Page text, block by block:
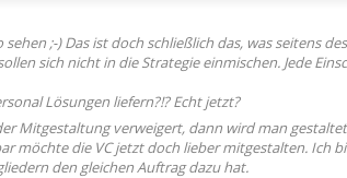
sehen ;-) Das ist doch schließlich das, was seitens
sich nicht in die Strategie einmischen. Jede
Lösungen liefern?!? Echt jetzt?
Mitgestaltung verweigert, dann wird man
möchte die VC jetzt doch lieber mitgestalten. Ich
den gleichen Auftrag dazu hat.